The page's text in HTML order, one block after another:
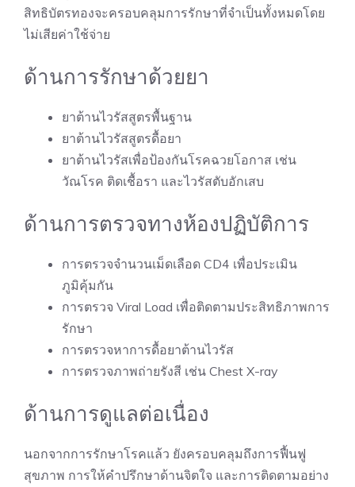
สิทธิบัตรทองจะครอบคลุมการรักษาที่จำเป็นทั้งหมดโดย
ไม่เสียค่าใช้จ่าย
ด้านการรักษาด้วยยา
ยาต้านไวรัสสูตรพื้นฐาน
ยาต้านไวรัสสูตรดื้อยา
ยาต้านไวรัสเพื่อป้องกันโรคฉวยโอกาส เช่น
วัณโรค ติดเชื้อรา และไวรัสตับอักเสบ
ด้านการตรวจทางห้องปฏิบัติการ
การตรวจจำนวนเม็ดเลือด CD4 เพื่อประเมิน
ภูมิคุ้มกัน
การตรวจ Viral Load เพื่อติดตามประสิทธิภาพการ
รักษา
การตรวจหาการดื้อยาต้านไวรัส
การตรวจภาพถ่ายรังสี เช่น Chest X-ray
ด้านการดูแลต่อเนื่อง
นอกจากการรักษาโรคแล้ว ยังครอบคลุมถึงการฟื้นฟู
สุขภาพ การให้คำปรึกษาด้านจิตใจ และการติดตามอย่าง